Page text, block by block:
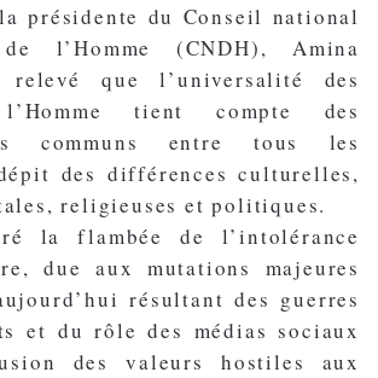
présidente du Conseil national
l’Homme (CNDH), Amina
relevé que l’universalité des
tient compte des
communs entre tous les
des différences culturelles,
religieuses et politiques.
la flambée de l’intolérance
due aux mutations majeures
résultant des guerres
et du rôle des médias sociaux
des valeurs hostiles aux